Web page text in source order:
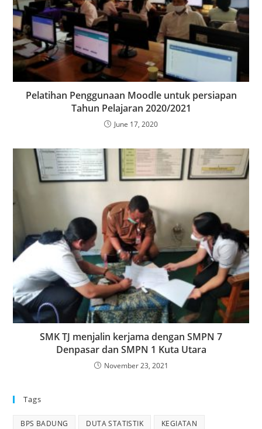
Pelatihan Penggunaan Moodle untuk persiapan
Tahun Pelajaran 2020/2021
June 17, 2020
SMK TJ menjalin kerjama dengan SMPN 7
Denpasar dan SMPN 1 Kuta Utara
November 23, 2021
Tags
BPS BADUNG DUTA STATISTIK KEGIATAN